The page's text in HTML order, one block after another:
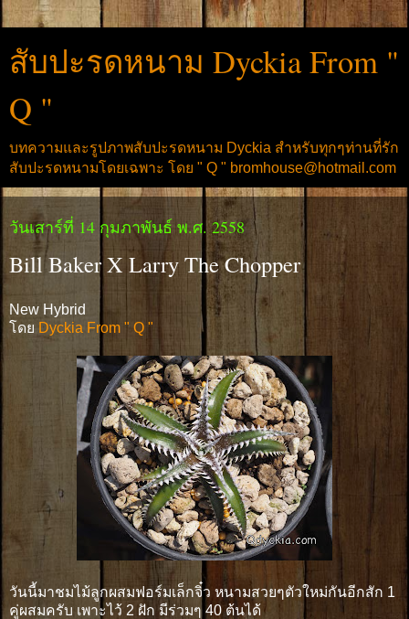
สับปะรดหนาม Dyckia From "
Q "
บทความและรูปภาพสับปะรดหนาม Dyckia สำหรับทุกๆท่านที่รัก
สับปะรดหนามโดยเฉพาะ โดย " Q " bromhouse@hotmail.com
วันเสาร์ที่ 14 กุมภาพันธ์ พ.ศ. 2558
Bill Baker X Larry The Chopper
New Hybrid
โดย Dyckia From " Q "
วันนี้มาชมไม้ลูกผสมฟอร์มเล็กจิ๋ว หนามสวยๆตัวใหม่กันอีกสัก 1
คู่ผสมครับ เพาะไว้ 2 ฝัก มีร่วมๆ 40 ต้นได้